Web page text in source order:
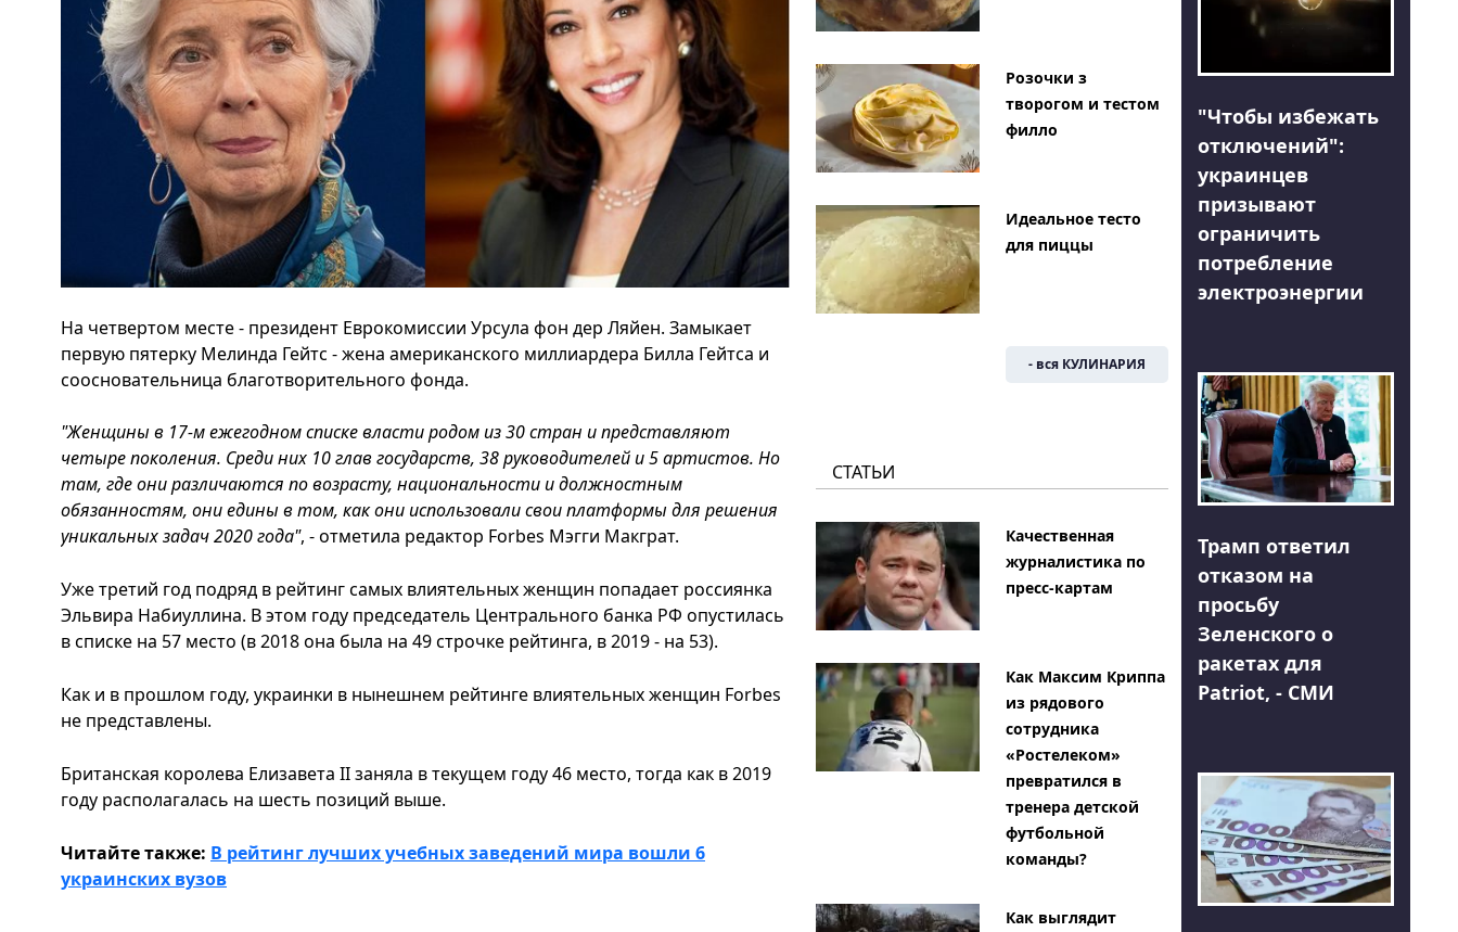
На четвертом месте - президент Еврокомиссии Урсула фон дер Ляйен. Замыкает
первую пятерку Мелинда Гейтс - жена американского миллиардера Билла Гейтса и
соосновательница благотворительного фонда.
"Женщины в 17-м ежегодном списке власти родом из 30 стран и представляют
четыре поколения. Среди них 10 глав государств, 38 руководителей и 5 артистов. Но
там, где они различаются по возрасту, национальности и должностным
обязанностям, они едины в том, как они использовали свои платформы для решения
уникальных задач 2020 года", - отметила редактор Forbes Мэгги Макграт.
Уже третий год подряд в рейтинг самых влиятельных женщин попадает россиянка
Эльвира Набиуллина. В этом году председатель Центрального банка РФ опустилась
в списке на 57 место (в 2018 она была на 49 строчке рейтинга, в 2019 - на 53).
Как и в прошлом году, украинки в нынешнем рейтинге влиятельных женщин Forbes
не представлены.
Британская королева Елизавета II заняла в текущем году 46 место, тогда как в 2019
году располагалась на шесть позиций выше.
Читайте также: В рейтинг лучших учебных заведений мира вошли 6
украинских вузов
Розочки з
творогом и тестом
филло
Идеальное тесто
для пиццы
- вся КУЛИНАРИЯ
СТАТЬИ
Качественная
журналистика по
пресс-картам
Как Максим Криппа
из рядового
сотрудника
«Ростелеком»
превратился в
тренера детской
футбольной
команды?
Как выглядит
"Чтобы избежать
отключений":
украинцев
призывают
ограничить
потребление
электроэнергии
Трамп ответил
отказом на
просьбу
Зеленского о
ракетах для
Patriot, - СМИ